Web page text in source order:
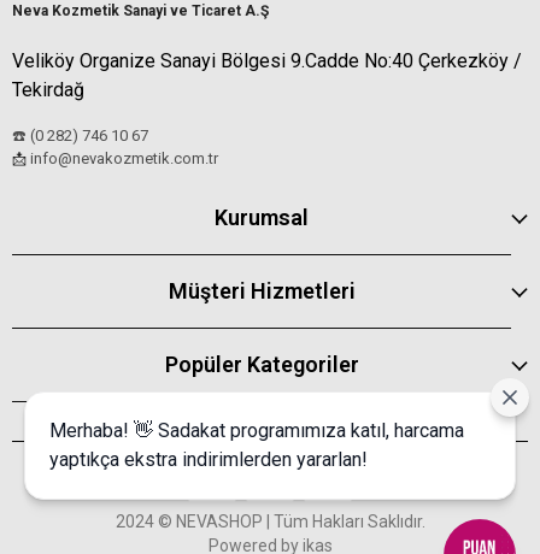
Neva Kozmetik Sanayi ve Ticaret A.Ş
Veliköy Organize Sanayi Bölgesi 9.Cadde No:40 Çerkezköy /
Tekirdağ
☎️ (0 282) 746 10 67
📩 info@nevakozmetik.com.tr
Kurumsal
Müşteri Hizmetleri
Popüler Kategoriler
2024 © NEVASHOP | Tüm Hakları Saklıdır.
Powered by ikas
Merhaba! 👋 Sadakat programımıza katıl, harcama
yaptıkça ekstra indirimlerden yararlan!